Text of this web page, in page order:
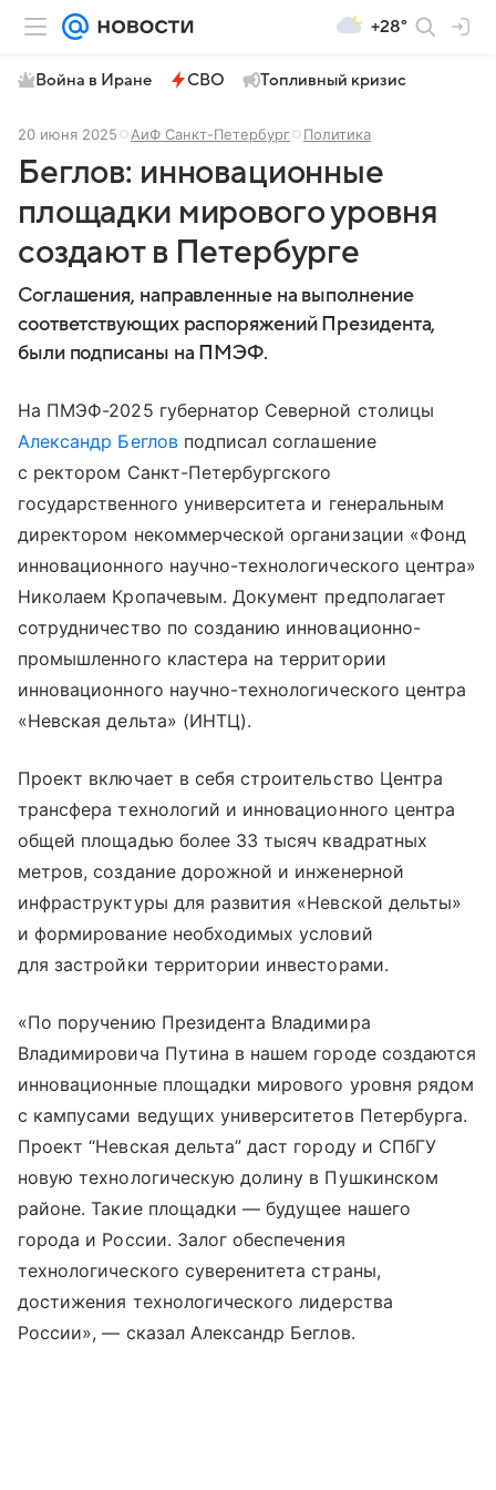
+28°
Война в Иране СВО Топливный кризис
20 июня 2025 АиФ Санкт-Петербург Политика
Беглов: инновационные
площадки мирового уровня
создают в Петербурге
Соглашения, направленные на выполнение
соответствующих распоряжений Президента,
были подписаны на ПМЭФ.
На ПМЭФ-2025 губернатор Северной столицы
Александр Бегловподписал соглашение
с ректором Санкт-Петербургского
государственного университета и генеральным
директором некоммерческой организации «Фонд
инновационного научно-технологического центра»
Николаем Кропачевым. Документ предполагает
сотрудничество по созданию инновационно-
промышленного кластера на территории
инновационного научно-технологического центра
«Невская дельта» (ИНТЦ).
Проект включает в себя строительство Центра
трансфера технологий и инновационного центра
общей площадью более 33 тысяч квадратных
метров, создание дорожной и инженерной
инфраструктуры для развития «Невской дельты»
и формирование необходимых условий
для застройки территории инвесторами.
«По поручению Президента Владимира
Владимировича Путина в нашем городе создаются
инновационные площадки мирового уровня рядом
с кампусами ведущих университетов Петербурга.
Проект “Невская дельта” даст городу и СПбГУ
новую технологическую долину в Пушкинском
районе. Такие площадки — будущее нашего
города и России. Залог обеспечения
технологического суверенитета страны,
достижения технологического лидерства
России», — сказал Александр Беглов.